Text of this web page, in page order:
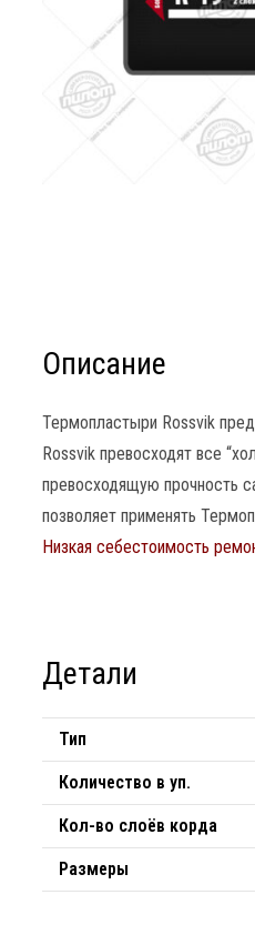
Описание
Термопластыри Rossvik
Rossvik превосходят все
превосходящую прочность
позволяет применять
Низкая себестоимость
Детали
Тип
Количество в уп.
Кол-во слоёв корда
Размеры